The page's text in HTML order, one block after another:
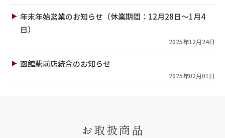
年末年始営業のお知らせ（休業期間：12月28日～1月4
日）
2025年12月24日
函館駅前店統合のお知らせ
2025年02月01日
お取扱商品